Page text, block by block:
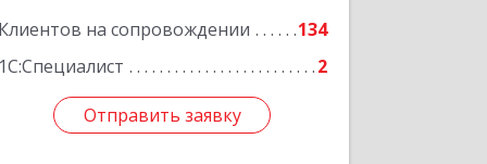
Клиентов на сопровождении
134
1С:Специалист
2
Отправить заявку
Отправить заявку